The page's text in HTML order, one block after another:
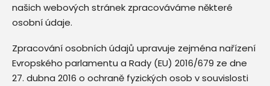
našich webových stránek zpracováváme některé
osobní údaje.
Zpracování osobních údajů upravuje zejména nařízení
Evropského parlamentu a Rady (EU) 2016/679 ze dne
27. dubna 2016 o ochraně fyzických osob v souvislosti